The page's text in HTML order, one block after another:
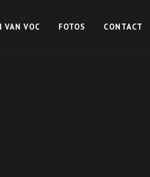
VAN VOC FOTOS CONTACT